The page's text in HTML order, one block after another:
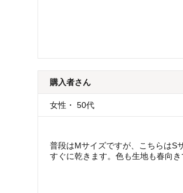
購入者さん
女性 ・ 50代
普段はMサイズですが、こちらはS
すぐに乾きます。色も生地も春向き